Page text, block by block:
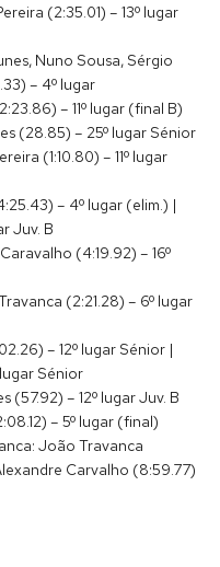
(2:35.01) – 13º lugar
Nuno Sousa, Sérgio
– 4º lugar
– 11º lugar (final B)
(28.85) – 25º lugar Sénior
(1:10.80) – 11º lugar
– 4º lugar (elim.) |
Juv. B
(4:19.92) – 16º
(2:21.28) – 6º lugar
– 12º lugar Sénior |
Sénior
(57.92) – 12º lugar Juv. B
– 5º lugar (final)
João Travanca
Carvalho (8:59.77)